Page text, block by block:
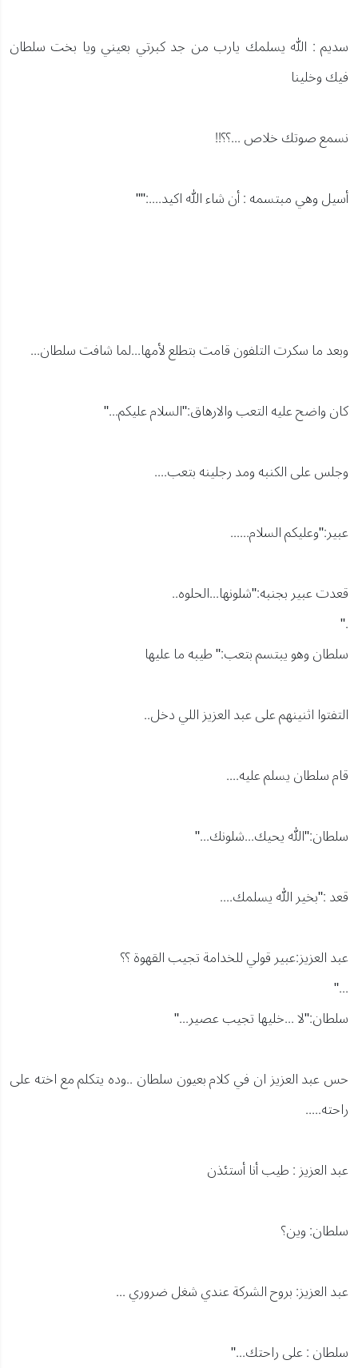
سديم : الله يسلمك يارب من جد كبرتي بعيني ويا بخت سلطان
فيك وخلينا
نسمع صوتك خلاص ...؟؟!!
أسيل وهي مبتسمه : أن شاء الله اكيد....:""
وبعد ما سكرت التلفون قامت بتطلع لأمها...لما شافت سلطان...
كان واضح عليه التعب والارهاق:"السلام عليكم..."
وجلس على الكنبه ومد رجلينه بتعب....
عبير:"وعليكم السلام......
قعدت عبير بجنبه:"شلونها...الحلوه..
."
سلطان وهو يبتسم بتعب:" طيبه ما عليها
التفتوا اثنينهم على عبد العزيز اللي دخل..
قام سلطان يسلم عليه....
سلطان:"الله يحيك...شلونك..."
قعد :"بخير الله يسلمك....
عبد العزيز:عبير قولي للخدامة تجيب القهوة ؟؟
..."
سلطان:"لا ...خليها تجيب عصير..."
حس عبد العزيز ان في كلام بعيون سلطان ..وده يتكلم مع اخته على
راحته.....
عبد العزيز : طيب أنا أستئذن
سلطان: وين؟
عبد العزيز: بروح الشركة عندي شغل ضروري ...
سلطان : على راحتك..."